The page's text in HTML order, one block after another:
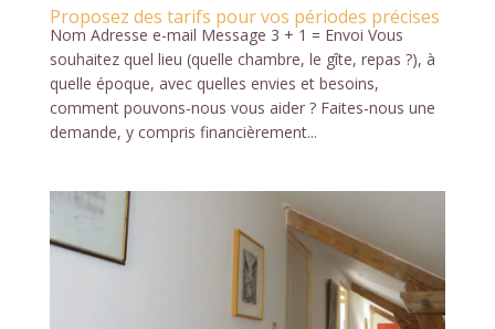
Proposez des tarifs pour vos périodes précises
Nom Adresse e-mail Message 3 + 1 = Envoi Vous
souhaitez quel lieu (quelle chambre, le gîte, repas ?), à
quelle époque, avec quelles envies et besoins,
comment pouvons-nous vous aider ? Faites-nous une
demande, y compris financièrement...